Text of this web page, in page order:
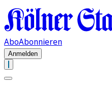
AboAbonnieren
Anmelden